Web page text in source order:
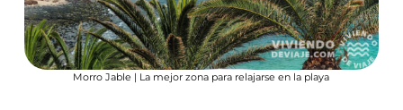
Morro Jable | La mejor zona para relajarse en la playa